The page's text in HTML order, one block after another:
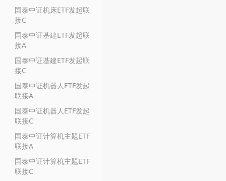
国泰中证机床ETF发起联
接C
国泰中证基建ETF发起联
接A
国泰中证基建ETF发起联
接C
国泰中证机器人ETF发起
联接A
国泰中证机器人ETF发起
联接C
国泰中证计算机主题ETF
联接A
国泰中证计算机主题ETF
联接C